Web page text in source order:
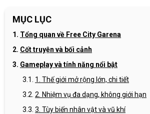
MỤC LỤC
Tổng quan về Free City Garena
Cốt truyện và bối cảnh
Gameplay và tính năng nổi bật
1. Thế giới mở rộng lớn, chi tiết
2. Nhiệm vụ đa dạng, không giới hạn
3. Tùy biến nhân vật và vũ khí